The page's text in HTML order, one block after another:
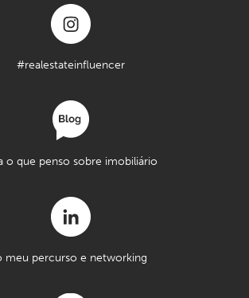
#realestateinfluencer
o que penso sobre imobiliário
meu percurso e networking